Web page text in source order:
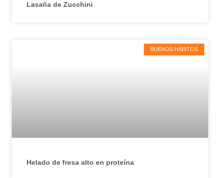
Lasaña de Zucchini
BUENOS HÁBITOS
Helado de fresa alto en proteína